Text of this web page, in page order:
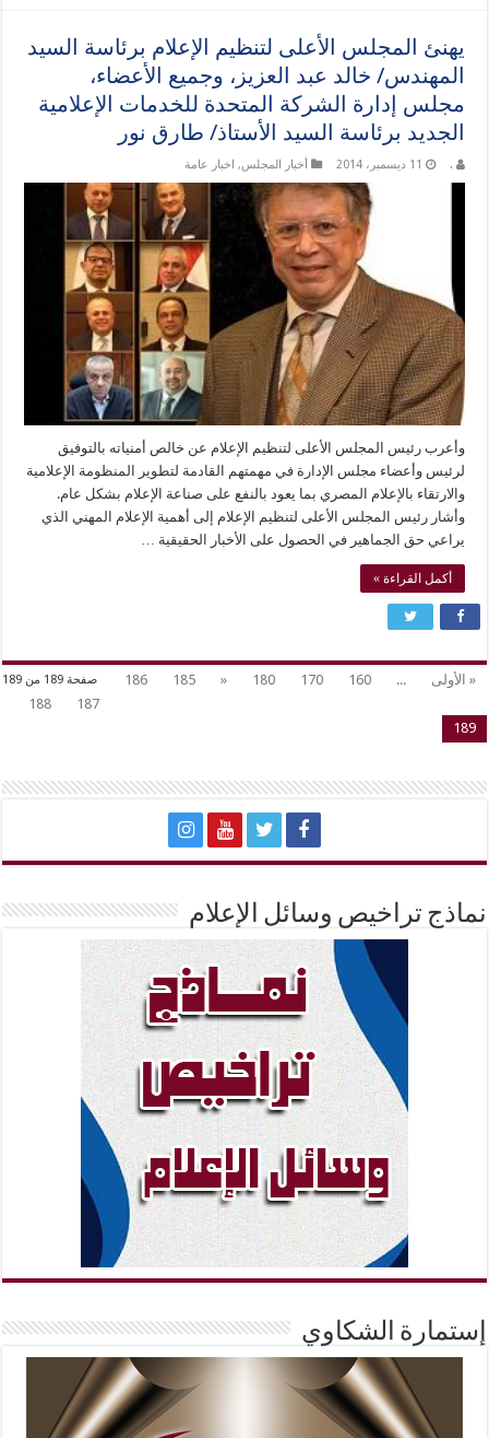
يهنئ المجلس الأعلى لتنظيم الإعلام برئاسة السيد
المهندس/ خالد عبد العزيز، وجميع الأعضاء،
مجلس إدارة الشركة المتحدة للخدمات الإعلامية
الجديد برئاسة السيد الأستاذ/ طارق نور
. 11 ديسمبر، 2014 أخبار المجلس, اخبار عامة
وأعرب رئيس المجلس الأعلى لتنظيم الإعلام عن خالص أمنياته بالتوفيق
لرئيس وأعضاء مجلس الإدارة في مهمتهم القادمة لتطوير المنظومة الإعلامية
والارتقاء بالإعلام المصري بما يعود بالنفع على صناعة الإعلام بشكل عام.
وأشار رئيس المجلس الأعلى لتنظيم الإعلام إلى أهمية الإعلام المهني الذي
يراعي حق الجماهير في الحصول على الأخبار الحقيقية …
أكمل القراءة »
صفحة 189 من 189 « الأولى ...
160
170
180
«
185
186
187
188
189
نماذج تراخيص وسائل الإعلام
إستمارة الشكاوي